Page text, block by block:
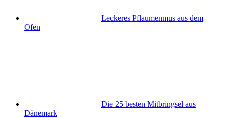
Leckeres Pflaumenmus aus dem
Ofen
Die 25 besten Mitbringsel aus
Dänemark